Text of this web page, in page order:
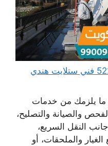
فني ستلايت المطلاع 52227330 فني ستلايت هندي
ما يلزمك من خدمات
والصيانة والتصليح،
النقل السريع،
والملحقات، أو